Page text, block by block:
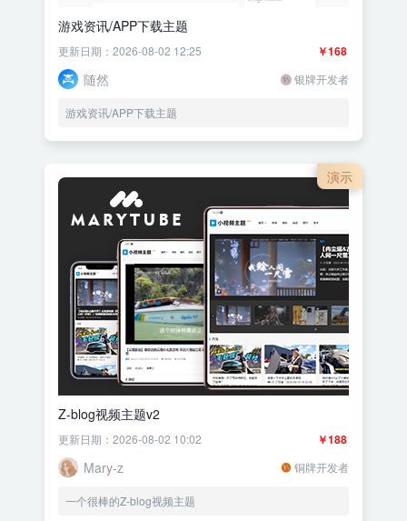
游戏资讯/APP下载主题
￥168
更新日期：2026-08-02 12:25
随然 银牌开发者
游戏资讯/APP下载主题
演示
Z-blog视频主题v2
￥188
更新日期：2026-08-02 10:02
Mary-z 铜牌开发者
一个很棒的Z-blog视频主题